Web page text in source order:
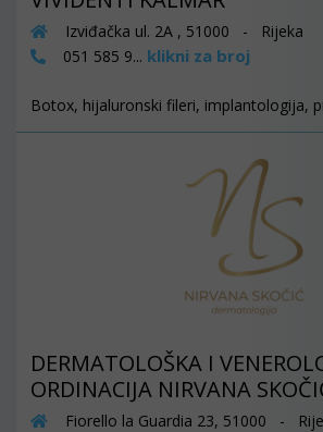
Izviđačka ul. 2A , 51000 - Rijeka
051 585 9... klikni za broj
Botox, hijaluronski fileri, implantologija,
DERMATOLOŠKA I
ORDINACIJA NIRVANA
Fiorello la Guardia 23, 51000 -